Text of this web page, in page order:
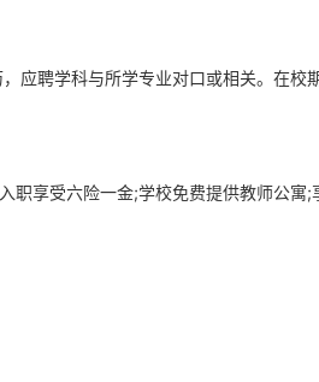
应聘学科与所学专业对口或相关。在
享受六险一金;学校免费提供教师公